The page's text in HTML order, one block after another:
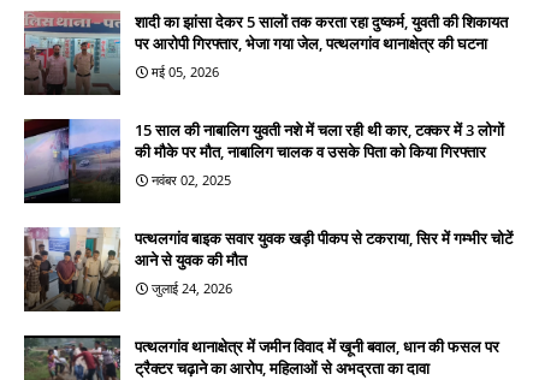
शादी का झांसा देकर 5 सालों तक करता रहा दुष्कर्म, युवती की शिकायत
पर आरोपी गिरफ्तार, भेजा गया जेल, पत्थलगांव थानाक्षेत्र की घटना
मई 05, 2026
15 साल की नाबालिग युवती नशे में चला रही थी कार, टक्कर में 3 लोगों
की मौके पर मौत, नाबालिग चालक व उसके पिता को किया गिरफ्तार
नवंबर 02, 2025
पत्थलगांव बाइक सवार युवक खड़ी पीकप से टकराया, सिर में गम्भीर चोटें
आने से युवक की मौत
जुलाई 24, 2026
पत्थलगांव थानाक्षेत्र में जमीन विवाद में खूनी बवाल, धान की फसल पर
ट्रैक्टर चढ़ाने का आरोप, महिलाओं से अभद्रता का दावा